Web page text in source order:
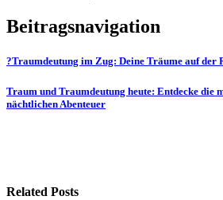
Beitragsnavigation
?Traumdeutung im Zug: Deine Träume auf der
Traum und Traumdeutung heute: Entdecke die
nächtlichen Abenteuer
Related Posts